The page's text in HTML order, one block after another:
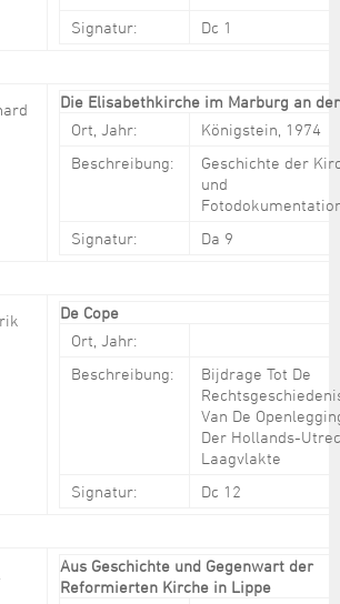
Signatur:
Dc 1
Die Elisabethkirche im Marburg an
Ort, Jahr:
Königstein, 1974
Beschreibung:
Geschichte der
und
Signatur:
Da 9
De Cope
Ort, Jahr:
Beschreibung:
Bijdrage Tot De
Van De
Der Hollands-
Laagvlakte
Signatur:
Dc 12
Aus Geschichte und Gegenwart der
Reformierten Kirche in Lippe